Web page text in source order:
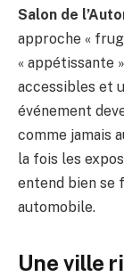
Salon de
approche «
« appétissante
accessibles et
événement
comme jamais
la fois les
entend bien se
automobile.
Une ville